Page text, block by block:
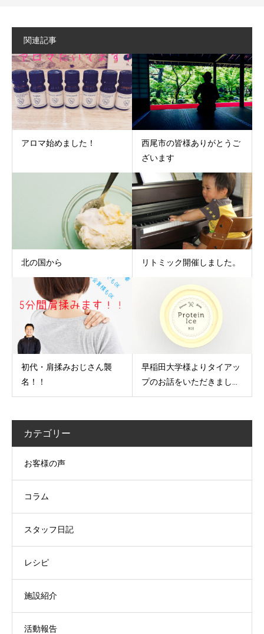
関連記事
アロマ始めました！
西尾市の皆様ありがとうご
ざいます
北の国から リトミック開催しました。
初代・肩揉みおじさん襲
名！！
早稲田大学様よりタイアッ
プのお話をいただきまし...
カテゴリー
お客様の声
コラム
スタッフ日記
レシピ
施設紹介
活動報告